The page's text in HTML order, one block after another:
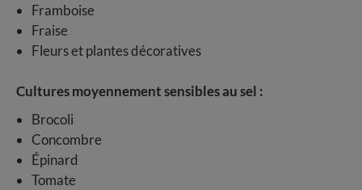
Framboise
Fraise
Fleurs et plantes décoratives
Cultures moyennement sensibles au sel :
Brocoli
Concombre
Épinard
Tomate